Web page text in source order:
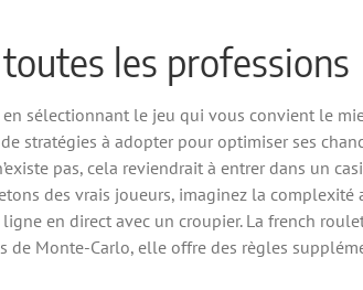
les professions
sélectionnant le jeu qui vous convient le
stratégies à adopter pour optimiser ses
pas, cela reviendrait à entrer dans un
des vrais joueurs, imaginez la
en direct avec un croupier. La french
de Monte-Carlo, elle offre des règles